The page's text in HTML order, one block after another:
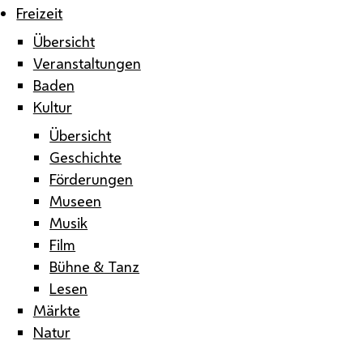
Freizeit
Übersicht
Veranstaltungen
Baden
Kultur
Übersicht
Geschichte
Förderungen
Museen
Musik
Film
Bühne & Tanz
Lesen
Märkte
Natur